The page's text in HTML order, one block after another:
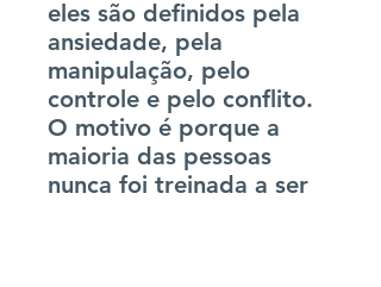
eles são definidos pela
ansiedade, pela
manipulação, pelo
controle e pelo conflito.
O motivo é porque a
maioria das pessoas
nunca foi treinada a ser